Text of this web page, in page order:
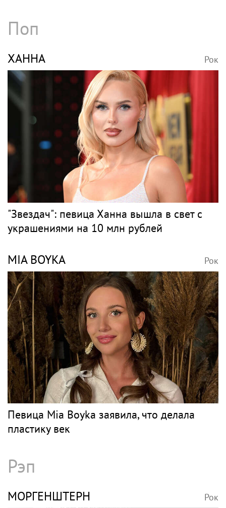
Поп
ХАННА Рок
"Звездач": певица Ханна вышла в свет с
украшениями на 10 млн рублей
MIA BOYKA Рок
Певица Mia Boyka заявила, что делала
пластику век
Рэп
МОРГЕНШТЕРН Рок